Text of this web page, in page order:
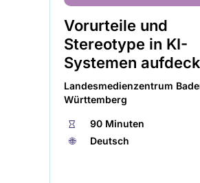
Vorurteile und
Stereotype in KI-
Systemen
Landesmedienzentrum
Württemberg
⏱
90 Minuten
🌐︎
Deutsch